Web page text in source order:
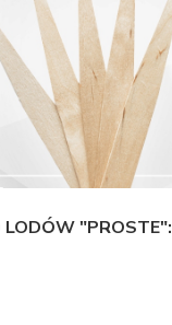
LODÓW "PROSTE":